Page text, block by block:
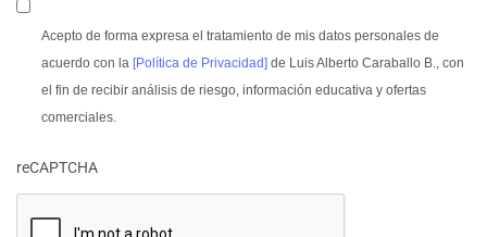
Acepto de forma expresa el tratamiento de mis datos personales de
acuerdo con la [Política de Privacidad] de Luis Alberto Caraballo B., con
el fin de recibir análisis de riesgo, información educativa y ofertas
comerciales.
reCAPTCHA